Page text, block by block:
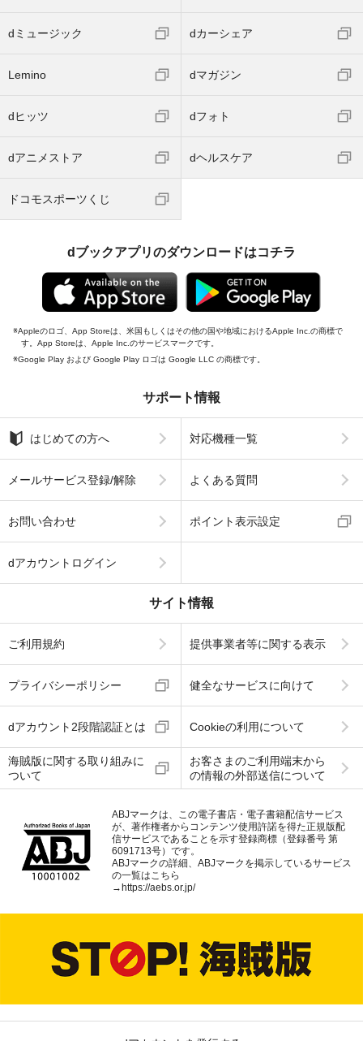
dミュージック dカーシェア
Lemino dマガジン
dヒッツ dフォト
dアニメストア dヘルスケア
ドコモスポーツくじ
dブックアプリのダウンロードはコチラ
Appleのロゴ、App Storeは、米国もしくはその他の国や地域におけるApple Inc.の商標で
す。App Storeは、Apple Inc.のサービスマークです。
Google Play および Google Play ロゴは Google LLC の商標です。
サポート情報
はじめての方へ 対応機種一覧
メールサービス登録/解除 よくある質問
お問い合わせ ポイント表示設定
dアカウントログイン
サイト情報
ご利用規約 提供事業者等に関する表示
プライバシーポリシー 健全なサービスに向けて
dアカウント2段階認証とは Cookieの利用について
海賊版に関する取り組みに
ついて
お客さまのご利用端末から
の情報の外部送信について
ABJマークは、この電子書店・電子書籍配信サービス
が、著作権者からコンテンツ使用許諾を得た正規版配
信サービスであることを示す登録商標（登録番号 第
6091713号）です。
ABJマークの詳細、ABJマークを掲示しているサービス
の一覧はこちら
→ https://aebs.or.jp/